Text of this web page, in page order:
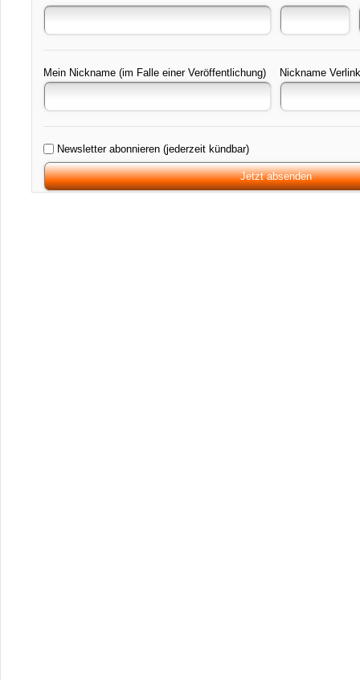
Mein Nickname (im Falle einer Veröffentlichung) Nickname
Newsletter abonnieren (jederzeit kündbar)